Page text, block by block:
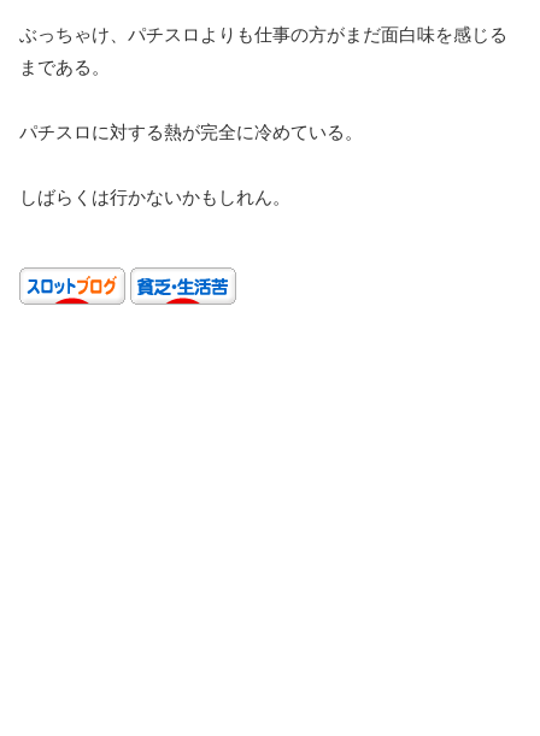
ぶっちゃけ、パチスロよりも仕事の方がまだ面白味を感じる
まである。
パチスロに対する熱が完全に冷めている。
しばらくは行かないかもしれん。